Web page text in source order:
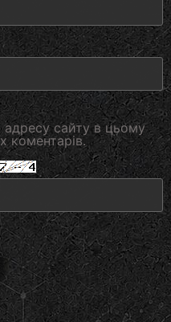
сайту в цьому
коментарів.